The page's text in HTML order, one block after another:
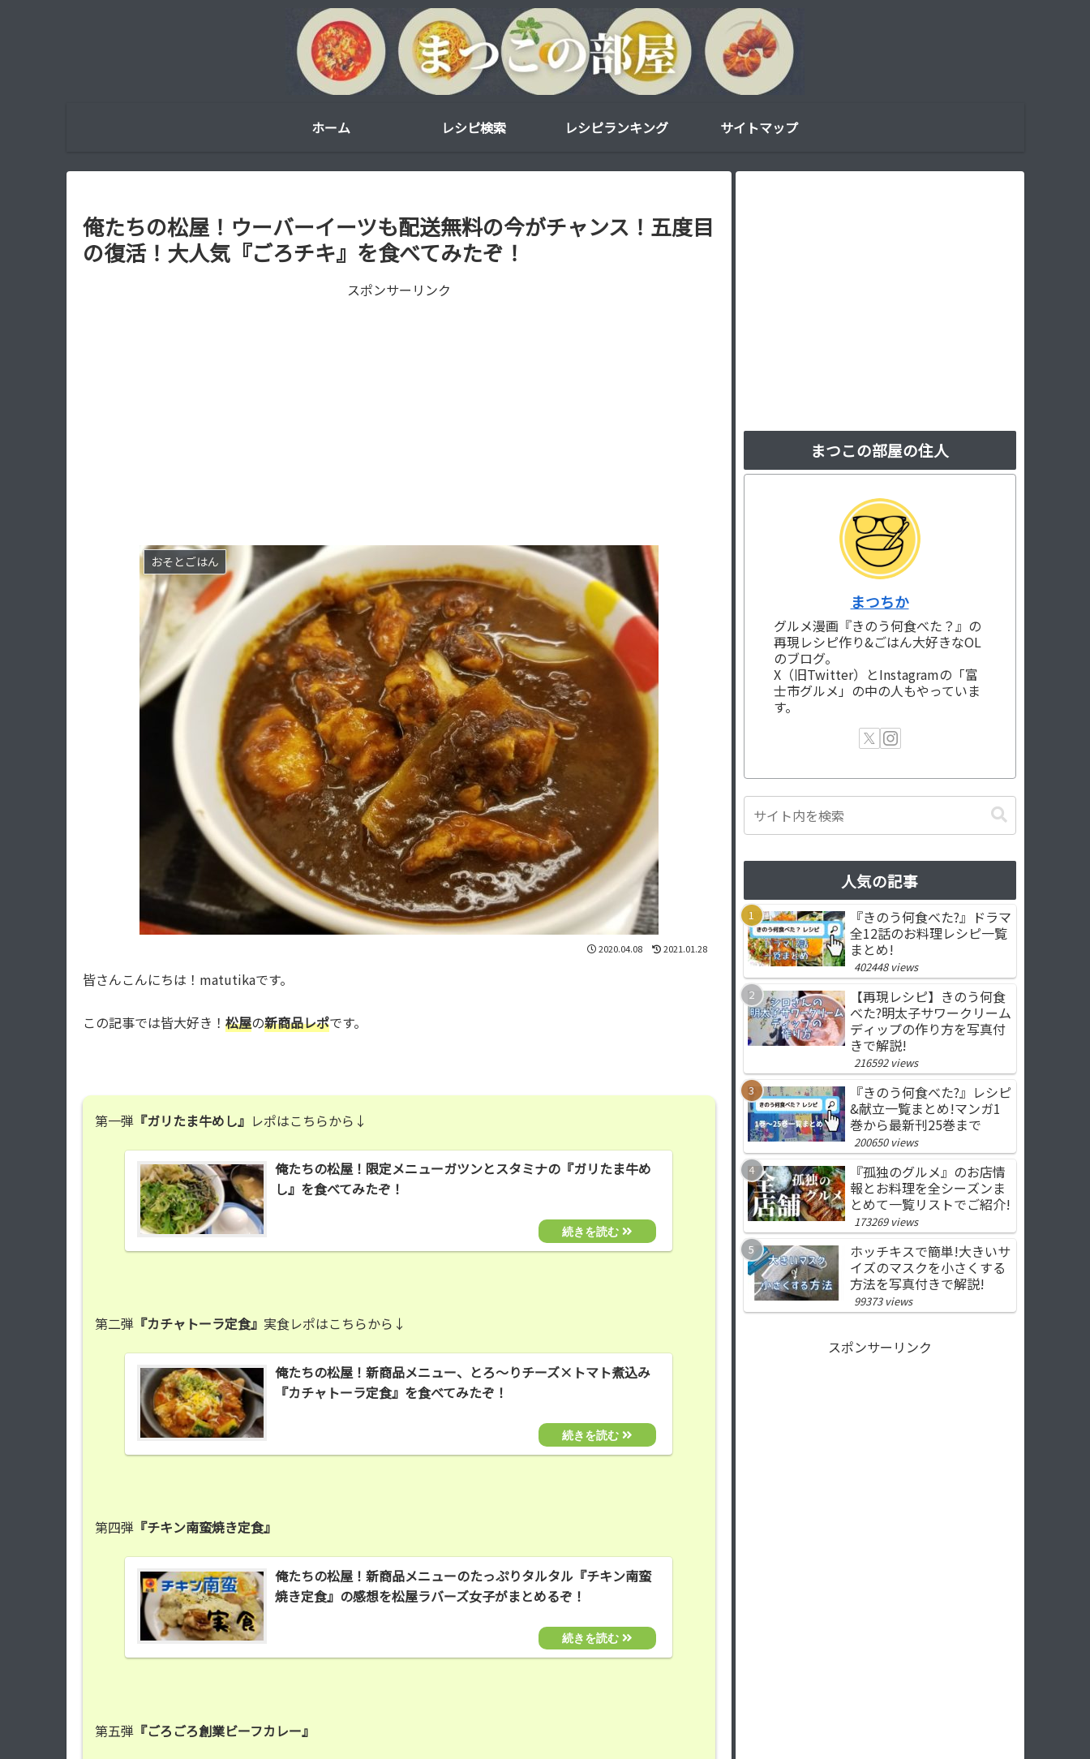
ホーム レシピ検索 レシピランキング サイトマップ
俺たちの松屋！ウーバーイーツも配送無料の今がチャンス！五度目
の復活！大人気『ごろチキ』を食べてみたぞ！
スポンサーリンク
おそとごはん
2020.04.08 2021.01.28
皆さんこんにちは！matutikaです。
この記事では皆大好き！ 松屋の新商品レポです。
第一弾『ガリたま牛めし』 レポはこちらから↓
俺たちの松屋！限定メニューガツンとスタミナの『ガリたま牛め
し』を食べてみたぞ！
第二弾『カチャトーラ定食』 実食レポはこちらから↓
俺たちの松屋！新商品メニュー、とろ～りチーズ×トマト煮込み
『カチャトーラ定食』を食べてみたぞ！
第四弾『チキン南蛮焼き定食』
俺たちの松屋！新商品メニューのたっぷりタルタル『チキン南蛮
焼き定食』の感想を松屋ラバーズ女子がまとめるぞ！
第五弾『ごろごろ創業ビーフカレー』
まつこの部屋の住人
まつちか
グルメ漫画『きのう何食べた？』の
再現レシピ作り&ごはん大好きなOL
のブログ。
X（旧Twitter）とInstagramの「富
士市グルメ」の中の人もやっていま
す。
人気の記事
『きのう何食べた?』ドラマ
全12話のお料理レシピ一覧
まとめ!
402448 views
【再現レシピ】きのう何食
べた?明太子サワークリーム
ディップの作り方を写真付
きで解説!
216592 views
『きのう何食べた?』レシピ
&献立一覧まとめ!マンガ1
巻から最新刊25巻まで
200650 views
『孤独のグルメ』のお店情
報とお料理を全シーズンま
とめて一覧リストでご紹介!
173269 views
ホッチキスで簡単!大きいサ
イズのマスクを小さくする
方法を写真付きで解説!
99373 views
スポンサーリンク